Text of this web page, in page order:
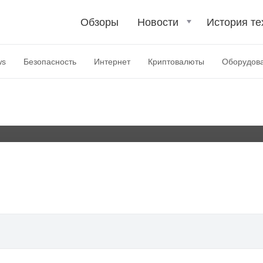
Обзоры Новости История
Безопасность Интернет Криптовалюты
restart» в Windows